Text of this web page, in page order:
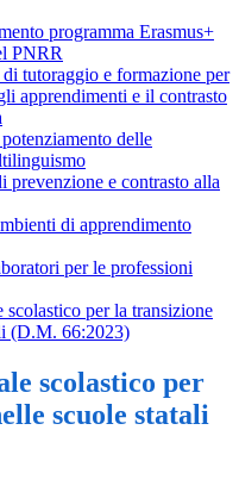
programma Erasmus+
PNRR
tutoraggio e formazione per
apprendimenti e il contrasto
delle
e contrasto alla
di apprendimento
per le professioni
scolastico per la transizione
(D.M. 66:2023)
scolastico per
scuole statali